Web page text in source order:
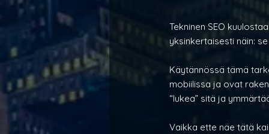
Tekninen SEO
yksinkertaisesti näin:
Käytännössä tämä
mobiilissa ja ovat
“lukea” sitä ja
Vaikka ette näe tätä